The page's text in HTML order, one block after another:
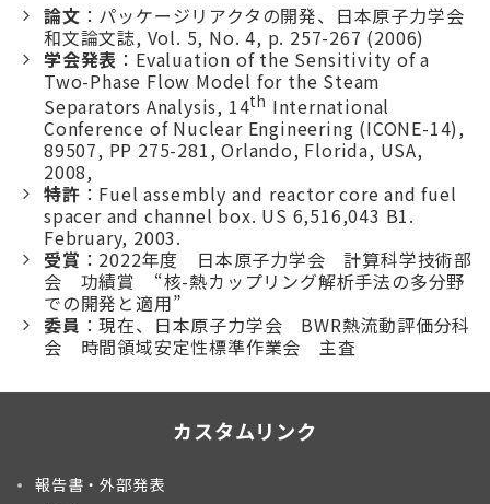
論文 ：パッケージリアクタの開発、日本原子力学会
和文論文誌, Vol. 5, No. 4, p. 257-267 (2006)
学会発表 ：Evaluation of the Sensitivity of a
Two-Phase Flow Model for the Steam
Separators Analysis, 14th International
Conference of Nuclear Engineering (ICONE-14),
89507, PP 275-281, Orlando, Florida, USA,
2008,
特許 ：Fuel assembly and reactor core and fuel
spacer and channel box. US 6,516,043 B1.
February, 2003.
受賞 ：2022年度 日本原子力学会 計算科学技術部
会 功績賞 “核-熱カップリング解析手法の多分野
での開発と適用”
委員 ：現在、日本原子力学会 BWR熱流動評価分科
会 時間領域安定性標準作業会 主査
カスタムリンク
報告書・外部発表